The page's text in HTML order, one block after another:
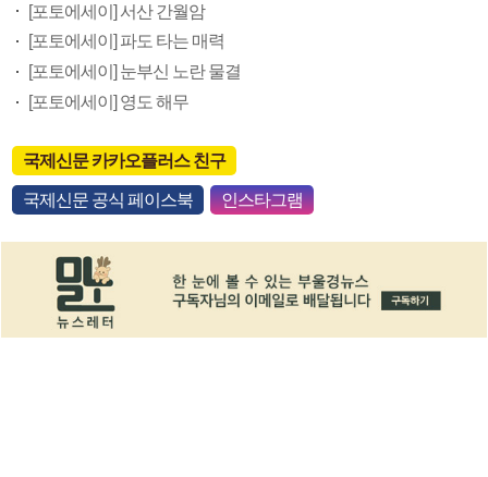
[포토에세이] 서산 간월암
[포토에세이] 파도 타는 매력
[포토에세이] 눈부신 노란 물결
[포토에세이] 영도 해무
국제신문 카카오플러스 친구
국제신문 공식 페이스북 인스타그램